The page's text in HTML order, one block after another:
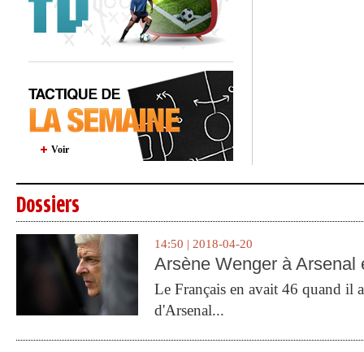
Voir
Dossiers
14:50 | 2018-04-20
Arsène Wenger à Arsenal
Le Français en avait 46 quand il
d'Arsenal...